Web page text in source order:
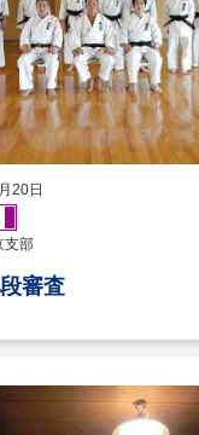
20日
支部
審査